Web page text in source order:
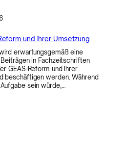
und ihrer Umsetzung
erwartungsgemäß eine
in Fachzeitschriften
GEAS-Reform und ihrer
beschäftigen werden. Während
sein würde,…